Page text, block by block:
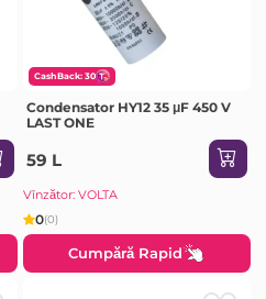
CashBack: 30
Condensator HY12 35 μF 450 V
LAST ONE
59 L
Vînzător: VOLTA
0(0)
Cumpără Rapid